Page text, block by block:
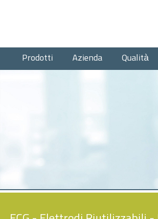
Prodotti Azienda Qualità